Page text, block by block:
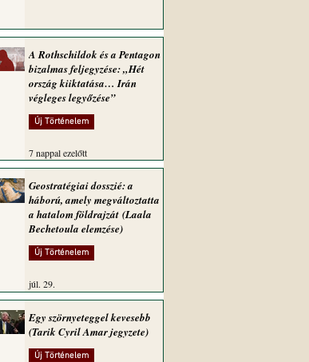
A Rothschildok és a Pentagon
bizalmas feljegyzése: „Hét
ország kiiktatása… Irán
végleges legyőzése”
Új Történelem
7 nappal ezelőtt
Geostratégiai dosszié: a
háború, amely megváltoztatta
a hatalom földrajzát (Laala
Bechetoula elemzése)
Új Történelem
júl. 29.
Egy szörnyeteggel kevesebb
(Tarik Cyril Amar jegyzete)
Új Történelem